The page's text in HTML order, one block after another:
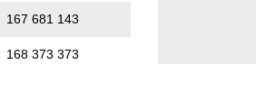
167 681 143
168 373 373